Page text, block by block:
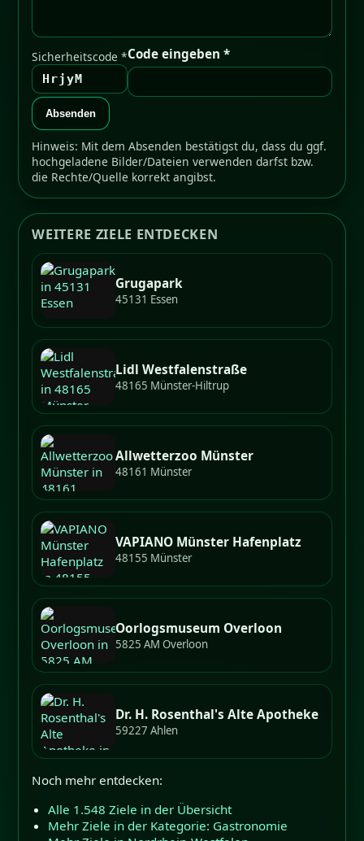
Sicherheitscode *
HrjyM
Code eingeben *
Absenden
Hinweis: Mit dem Absenden bestätigst du, dass du ggf.
hochgeladene Bilder/Dateien verwenden darfst bzw.
die Rechte/Quelle korrekt angibst.
WEITERE ZIELE ENTDECKEN
Grugapark
45131 Essen
Lidl Westfalenstraße
48165 Münster-Hiltrup
Allwetterzoo Münster
48161 Münster
VAPIANO Münster Hafenplatz
48155 Münster
Oorlogsmuseum Overloon
5825 AM Overloon
Dr. H. Rosenthal's Alte Apotheke
59227 Ahlen
Noch mehr entdecken:
Alle 1.548 Ziele in der Übersicht
Mehr Ziele in der Kategorie: Gastronomie